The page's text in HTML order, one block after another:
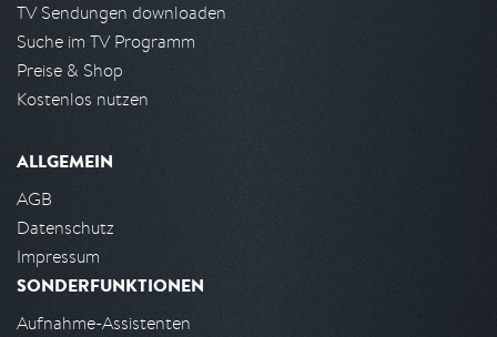
TV Sendungen downloaden
Suche im TV Programm
Preise & Shop
Kostenlos nutzen
ALLGEMEIN
AGB
Datenschutz
Impressum
SONDERFUNKTIONEN
Aufnahme-Assistenten